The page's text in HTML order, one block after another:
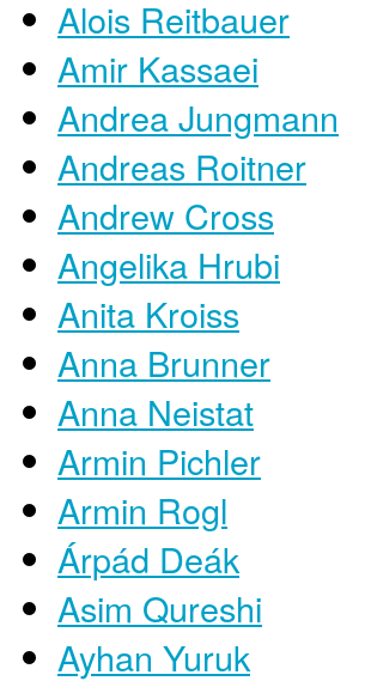
Alois Reitbauer
Amir Kassaei
Andrea Jungmann
Andreas Roitner
Andrew Cross
Angelika Hrubi
Anita Kroiss
Anna Brunner
Anna Neistat
Armin Pichler
Armin Rogl
Árpád Deák
Asim Qureshi
Ayhan Yuruk